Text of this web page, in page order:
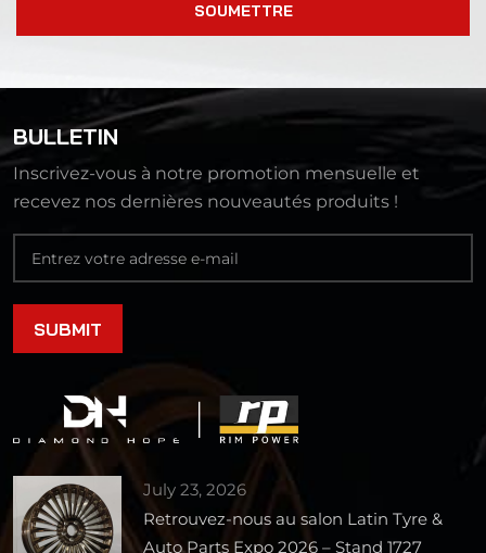
SOUMETTRE
BULLETIN
Inscrivez-vous à notre promotion mensuelle et
recevez nos dernières nouveautés produits !
July 23, 2026
Retrouvez-nous au salon Latin Tyre &
Auto Parts Expo 2026 – Stand 1727